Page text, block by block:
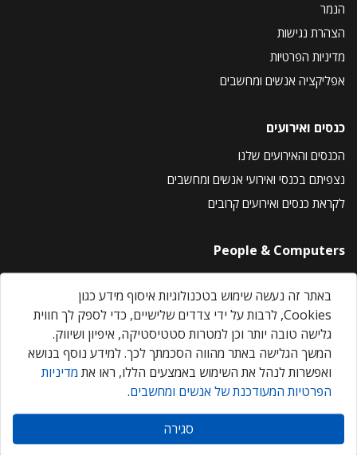
הנמר
הצהרת נגישות
מדיניות הפרטיות
אפליקציה אנשים ומחשבים
כנסים ואירועים
הכנסים והאירועים שלנו
נצפיתם בכנסי ואירועי אנשים ומחשבים
לקראת כנסים ואירועים קרובים
People & Computers
About Us
Privacy Policy
Contact Us
Our Events
אנשים ומחשבים © 2026 – כל הזכויות שמורות
באתר זה נעשה שימוש בטכנולוגיות איסוף מידע כגון
Cookies, לרבות על ידי צדדים שלישיים, כדי לספק לך חווית
גלישה טובה יותר וכן למטרות סטטיסטיקה, איפיון ושיווק.
המשך הגלישה באתר מהווה הסכמתך לכך. למידע נוסף בנושא
ואפשרות לנהל את השימוש באמצעים הללו, ראו את מדיניות
הפרטיות המעודכנת של אנשים ומחשבים.
סגירה